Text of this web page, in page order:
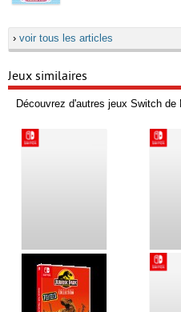
› voir tous les articles
Jeux similaires
Découvrez d'autres jeux Switch de